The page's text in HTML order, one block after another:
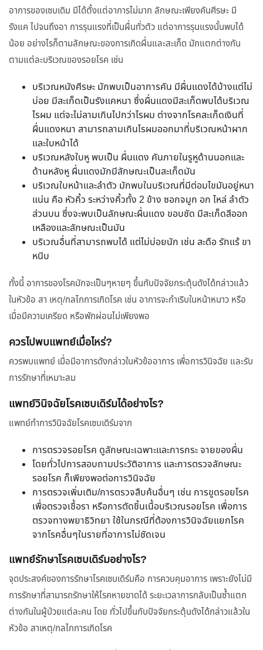
อาการของเซบเดิม มีได้ตั้งแต่อาการไม่มาก ลักษณะเพียงคันศีรษะ มี
รังแค ไปจนถึงอา การรุนแรงที่เป็นผื่นทั่วตัว แต่อาการรุนแรงนั้นพบได้
น้อย อย่างไรก็ตามลักษณะของการเกิดผื่นและสะเก็ด มักแตกต่างกัน
ตามแต่ละบริเวณของรอยโรค เช่น
บริเวณหนังศีรษะ มักพบเป็นอาการคัน มีผื่นแดงได้บ้างแต่ไม่
บ่อย มีสะเก็ดเป็นรังแคหนา ซึ่งผื่นแดงมีสะเก็ดพบได้บริเวณ
ไรผม แต่จะไม่ลามเกินไปกว่าไรผม ต่างจากโรคสะเก็ดเงินที่
ผื่นแดงหนา สามารถลามเกินไรผมออกมาที่บริเวณหน้าผาก
และใบหน้าได้
บริเวณหลังใบหู พบเป็น ผื่นแดง คันภายในรูหูด้านนอกและ
ด้านหลังหู ผื่นแดงมักมีลักษณะเป็นสะเก็ดมัน
บริเวณใบหน้าและลำตัว มักพบในบริเวณที่มีต่อมไขมันอยู่หนา
แน่น คือ หัวคิ้ว ระหว่างคิ้วทั้ง 2 ข้าง ซอกจมูก อก ไหล่ ลำตัว
ส่วนบน ซึ่งจะพบเป็นลักษณะผื่นแดง ขอบชัด มีสะเก็ดสีออก
เหลืองและลักษณะเป็นมัน
บริเวณอื่นที่สามารถพบได้ แต่ไม่บ่อยนัก เช่น สะดือ รักแร้ ขา
หนีบ
ทั้งนี้ อาการของโรคมักจะเป็นๆหายๆ ขึ้นกับปัจจัยกระตุ้นดังได้กล่าวแล้ว
ในหัวข้อ สา เหตุ/กลไกการเกิดโรค เช่น อาการจะกำเริบในหน้าหนาว หรือ
เมื่อมีความเครียด หรือพักผ่อนไม่เพียงพอ
ควรไปพบแพทย์เมื่อไหร่?
ควรพบแพทย์ เมื่อมีอาการดังกล่าวในหัวข้ออาการ เพื่อการวินิจฉัย และรับ
การรักษาที่เหมาะสม
แพทย์วินิจฉัยโรคเซบเดิร์มได้อย่างไร?
แพทย์ทำการวินิจฉัยโรคเซบเดิร์มจาก
การตรวจรอยโรค ดูลักษณะเฉพาะและการกระ จายของผื่น
โดยทั่วไปการสอบถามประวัติอาการ และการตรวจลักษณะ
รอยโรค ก็เพียงพอต่อการวินิจฉัย
การตรวจเพิ่มเติม/การตรวจสืบค้นอื่นๆ เช่น การขูดรอยโรค
เพื่อตรวจเชื้อรา หรือการตัดชิ้นเนื้อบริเวณรอยโรค เพื่อการ
ตรวจทางพยาธิวิทยา ใช้ในกรณีที่ต้องการวินิจฉัยแยกโรค
จากโรคอื่นๆในรายที่อาการไม่ชัดเจน
แพทย์รักษาโรคเซบเดิร์มอย่างไร?
จุดประสงค์ของการรักษาโรคเซบเดิร์มคือ การควบคุมอาการ เพราะยังไม่มี
การรักษาที่สามารถรักษาให้โรคหายขาดได้ ระยะเวลาการกลับเป็นซ้ำแตก
ต่างกันในผู้ป่วยแต่ละคน โดย ทั่วไปขึ้นกับปัจจัยกระตุ้นดังได้กล่าวแล้วใน
หัวข้อ สาเหตุ/กลไกการเกิดโรค